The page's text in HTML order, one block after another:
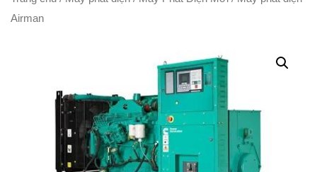
Airman